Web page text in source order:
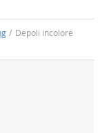
/ Depoli incolore